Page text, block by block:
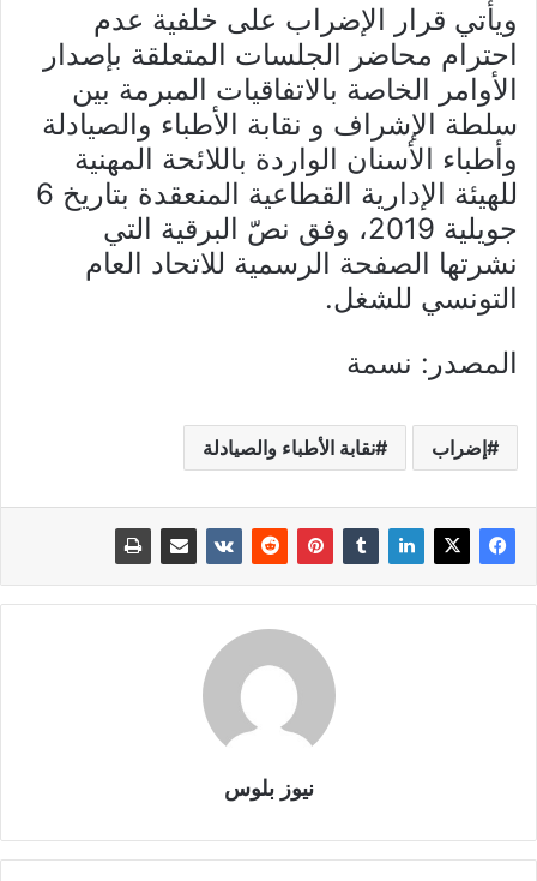
ويأتي قرار الإضراب على خلفية عدم
احترام محاضر الجلسات المتعلقة بإصدار
الأوامر الخاصة بالاتفاقيات المبرمة بين
سلطة الإشراف و نقابة الأطباء والصيادلة
وأطباء الأسنان الواردة باللائحة المهنية
للهيئة الإدارية القطاعية المنعقدة بتاريخ 6
جويلية 2019، وفق نصّ البرقية التي
نشرتها الصفحة الرسمية للاتحاد العام
التونسي للشغل.
المصدر: نسمة
إضراب نقابة الأطباء والصيادلة
نيوز بلوس